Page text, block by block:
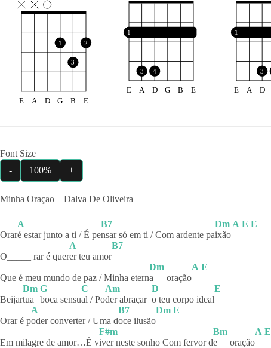
1
3
2
E A D G B E
1
3 4
E A D G B E
1
3
E A D
Font Size
-
100% +
Minha Oraçao – Dalva De Oliveira
Orar
A
é estar junto a ti / É pe
B7
nsar só em ti / Com ardente pa
Dm
ixão
A E E
O_____ rar é quer
A
er teu amor
B7
Que é meu mundo de paz / Minha etern
Dm
a
oração
A E
Beijar
Dm
tua
G
boca sensu
C
al / Po
Am
der abraçar
D
o teu corpo ideal
E
Orar é p
A
oder converter / Uma d
B7
oce ilusão
Dm E
Em milagre de amor…É v
F#m
iver neste sonho Com fervor d
Bm
e
oração
A E